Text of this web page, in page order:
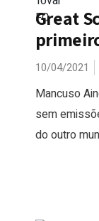
Great
10/04/2021
Mancuso
sem
do outro